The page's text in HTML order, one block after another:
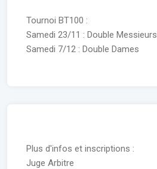
Tournoi BT100 :
Samedi 23/11 : Double Messieurs
Samedi 7/12 : Double Dames
Plus d'infos et inscriptions :
Juge Arbitre